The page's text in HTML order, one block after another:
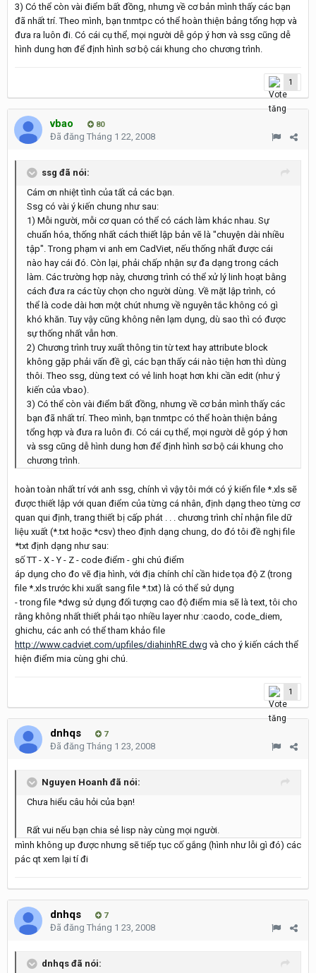
3) Có thể còn vài điểm bất đồng, nhưng về cơ bản mình thấy các bạn
đã nhất trí. Theo mình, bạn tnmtpc có thể hoàn thiện bảng tổng hợp và
đưa ra luôn đi. Có cái cụ thể, mọi người dễ góp ý hơn và ssg cũng dễ
hình dung hơn để định hình sơ bộ cái khung cho chương trình.
1
vbao 80
Đã đăng Tháng 1 22, 2008
ssg đã nói:
Cám ơn nhiệt tình của tất cả các bạn.
Ssg có vài ý kiến chung như sau:
1) Mỗi người, mỗi cơ quan có thể có cách làm khác nhau. Sự
chuẩn hóa, thống nhất cách thiết lập bản vẽ là "chuyện dài nhiều
tập". Trong phạm vi anh em CadViet, nếu thống nhất được cái
nào hay cái đó. Còn lại, phải chấp nhận sự đa dạng trong cách
làm. Các trường hợp này, chương trình có thể xử lý linh hoạt bằng
cách đưa ra các tùy chọn cho người dùng. Về mặt lập trình, có
thể là code dài hơn một chút nhưng về nguyên tắc không có gì
khó khăn. Tuy vậy cũng không nên lạm dụng, dù sao thì có được
sự thống nhất vẫn hơn.
2) Chương trình truy xuất thông tin từ text hay attribute block
không gặp phải vấn đề gì, các bạn thấy cái nào tiện hơn thì dùng
thôi. Theo ssg, dùng text có vẻ linh hoạt hơn khi cần edit (như ý
kiến của vbao).
3) Có thể còn vài điểm bất đồng, nhưng về cơ bản mình thấy các
bạn đã nhất trí. Theo mình, bạn tnmtpc có thể hoàn thiện bảng
tổng hợp và đưa ra luôn đi. Có cái cụ thể, mọi người dễ góp ý hơn
và ssg cũng dễ hình dung hơn để định hình sơ bộ cái khung cho
chương trình.
hoàn toàn nhất trí với anh ssg, chính vì vậy tôi mới có ý kiến file *.xls sẽ
được thiết lập với quan điểm của từng cá nhân, định dạng theo từng cơ
quan qui định, trang thiết bị cấp phát . . . chương trình chỉ nhận file dữ
liệu xuất (*.txt hoặc *csv) theo định dạng chung, do đó tôi đề nghị file
*txt định dạng như sau:
số TT - X - Y - Z - code điểm - ghi chú điểm
áp dụng cho đo vẽ địa hình, với địa chính chỉ cần hide tọa độ Z (trong
file *.xls trước khi xuất sang file *.txt) là có thể sử dụng
- trong file *dwg sử dụng đối tượng cao độ điểm mia sẽ là text, tôi cho
rằng không nhất thiết phải tạo nhiều layer như :caodo, code_diem,
ghichu, các anh có thể tham khảo file
http://www.cadviet.com/upfiles/diahinhRE.dwg và cho ý kiến cách thể
hiện điểm mia cùng ghi chú.
1
dnhqs 7
Đã đăng Tháng 1 23, 2008
Nguyen Hoanh đã nói:
Chưa hiểu câu hỏi của bạn!
Rất vui nếu bạn chia sẻ lisp này cùng mọi người.
mình không up được nhưng sẽ tiếp tục cố gắng (hình như lỗi gì đó) các
pác qt xem lại tí đi
dnhqs 7
Đã đăng Tháng 1 23, 2008
dnhqs đã nói: